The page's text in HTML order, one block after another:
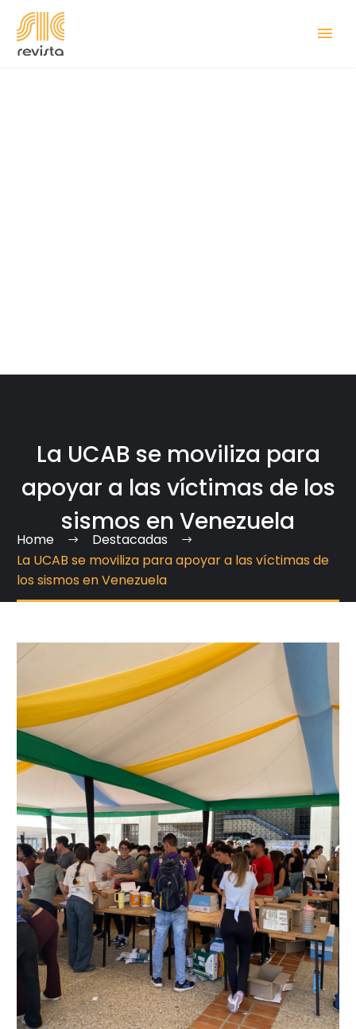
La UCAB se moviliza para
apoyar a las víctimas de los
sismos en Venezuela
Home
Destacadas
La UCAB se moviliza para apoyar a las víctimas de
los sismos en Venezuela